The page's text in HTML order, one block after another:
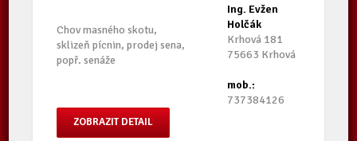
Ing. Evžen
Holčák
Krhová 181
75663 Krhová
mob.:
737384126
Chov masného skotu,
sklizeň pícnin, prodej sena,
popř. senáže
ZOBRAZIT DETAIL